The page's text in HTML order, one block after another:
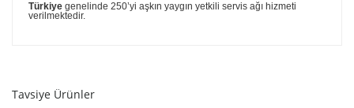
Türkiye genelinde 250’yi aşkın yaygın yetkili servis ağı hizmeti
verilmektedir.
Tavsiye Ürünler